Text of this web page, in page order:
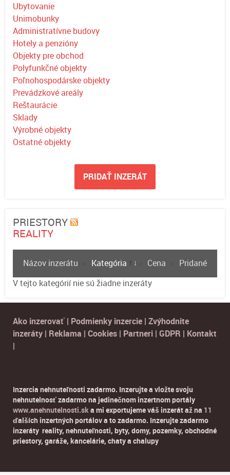
Ubytovanie
Unimobunky
Administratívne budovy
Hotely a penzióny
Objekty pre obchod
Polyfunkčné objekty
Poľnohospodárske objekty
Prevádzkové areály
Reštaurácie
Sklady
Výrobné objekty
Ostatné objekty
PRIDAŤ INZERÁT
PRIESTORY
REALITY
Názov inzerátu Kategória Cena Pridané
V tejto kategórií nie sú žiadne inzeráty
Ako inzerovať Podmienky inzercie
Zvýhodnite
inzeráty
Reklama Cookies Partneri GDPR
Kontakt
Inzercia nehnuteľnosti zadarmo. Inzerujte a vložte svoju
nehnutelnosť zadarmo na jedinečnom inzertnom portály
www.anehnutelnosti.ska mi exportujeme váš inzerát až na 11
ďalších inzertných portálov a to zadarmo. Inzerujte zadarmo
inzeráty reality, nehnuteľnosti, byty, domy, pozemky, obchodné
priestory, garáže, kancelárie, chaty a chalupy